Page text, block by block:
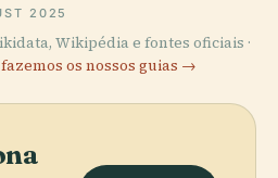
2025
Wikipédia e fontes oficiais ·
os nossos guias →